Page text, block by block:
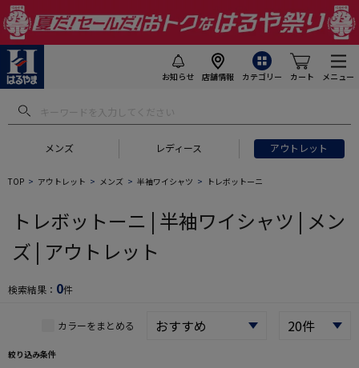
お知らせ 店舗情報 カテゴリー カート メニュー
メンズ レディース アウトレット
フトにおすすめ #セットアップ スーツ
TOP アウトレット メンズ 半袖ワイシャツ トレボットーニ
トレボットーニ | 半袖ワイシャツ | メン
ズ | アウトレット
検索結果： 0件
カラーをまとめる
絞り込み条件